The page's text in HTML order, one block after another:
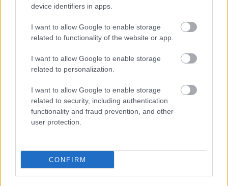
device identifiers in apps.
I want to allow Google to enable storage
related to functionality of the website or app.
I want to allow Google to enable storage
related to personalization.
I want to allow Google to enable storage
related to security, including authentication
functionality and fraud prevention, and other
user protection.
CONFIRM
Ημερομηνίες & Στοιχεία του Υδροχόου
Στοιχείο: Αέρας
Ποιότητα: Σταθερή
Κυβερνήτης πλανήτης: Ουρανός (σύγχρονη
αστρολογία) & Κρόνος (παραδοσιακή)
Σύμβολο: Ο Υδροχόος / Ο Φορέας του Νερού
ασημί
Lucky numbers: 4, 7, 11
Ενεργειακή ταυτότητα: Ελευθερία,